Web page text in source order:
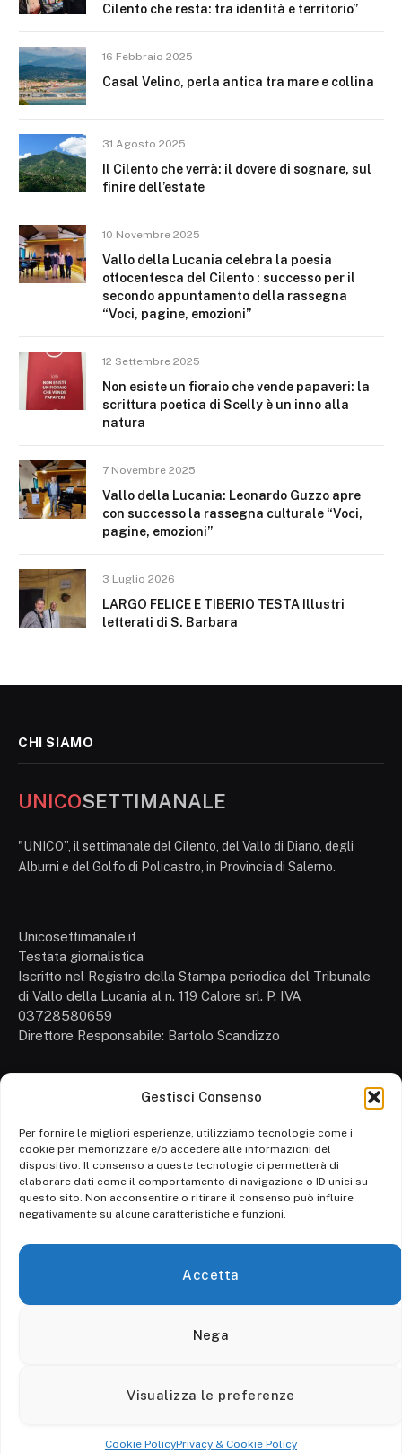
Gestisci Consenso
Per fornire le migliori esperienze, utilizziamo tecnologie come i
cookie per memorizzare e/o accedere alle informazioni del
dispositivo. Il consenso a queste tecnologie ci permetterà di
elaborare dati come il comportamento di navigazione o ID unici su
questo sito. Non acconsentire o ritirare il consenso può influire
negativamente su alcune caratteristiche e funzioni.
Accetta
Nega
Visualizza le preferenze
Cookie PolicyPrivacy & Cookie Policy
Cilento che resta: tra identità e territorio”
16 Febbraio 2025
Casal Velino, perla antica tra mare e collina
31 Agosto 2025
Il Cilento che verrà: il dovere di sognare, sul
finire dell’estate
10 Novembre 2025
Vallo della Lucania celebra la poesia
ottocentesca del Cilento : successo per il
secondo appuntamento della rassegna
“Voci, pagine, emozioni”
12 Settembre 2025
Non esiste un fioraio che vende papaveri: la
scrittura poetica di Scelly è un inno alla
natura
7 Novembre 2025
Vallo della Lucania: Leonardo Guzzo apre
con successo la rassegna culturale “Voci,
pagine, emozioni”
3 Luglio 2026
LARGO FELICE E TIBERIO TESTA Illustri
letterati di S. Barbara
CHI SIAMO
UNICOSETTIMANALE
"UNICO”, il settimanale del Cilento, del Vallo di Diano, degli
Alburni e del Golfo di Policastro, in Provincia di Salerno.
Unicosettimanale.it
Testata giornalistica
Iscritto nel Registro della Stampa periodica del Tribunale
di Vallo della Lucania al n. 119 Calore srl. P. IVA
03728580659
Direttore Responsabile: Bartolo Scandizzo
Attualità
Politica
Cronaca
Economia